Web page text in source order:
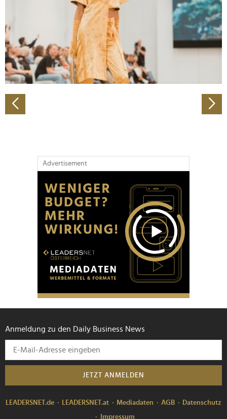
personalisieren, Funktionen für soziale Medien anbieten
zu können und die Zugriffe auf unsere Website zu
analysieren. Außerdem geben wir Informationen zu Ihrer
Verwendung unserer Website an unsere Partner für
soziale Medien, Werbung und Analysen weiter. Unsere
Partner führen diese Informationen möglicherweise mit
weiteren Daten zusammen, die Sie ihnen bereitgestellt
gesammelt haben.
Advertisement
Anmeldung zu den Daily Business News
JETZT ANMELDEN
LEADERSNET.de LEADERSNET.at Mediadaten AGB
Datenschutz
Impressum